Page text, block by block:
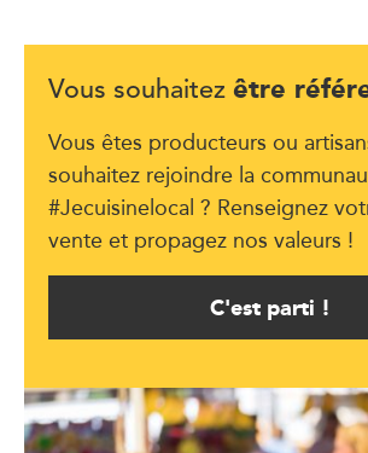
Vous souhaitez être
Vous êtes producteurs ou
souhaitez rejoindre la
#Jecuisinelocal ? Renseignez
vente et propagez nos valeurs !
C'est parti !